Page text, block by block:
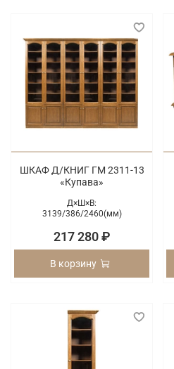
ШКАФ Д/КНИГ ГМ 2311-13
«Купава»
Д×Ш×В:
3139/386/2460(мм)
217 280 ₽
В корзину